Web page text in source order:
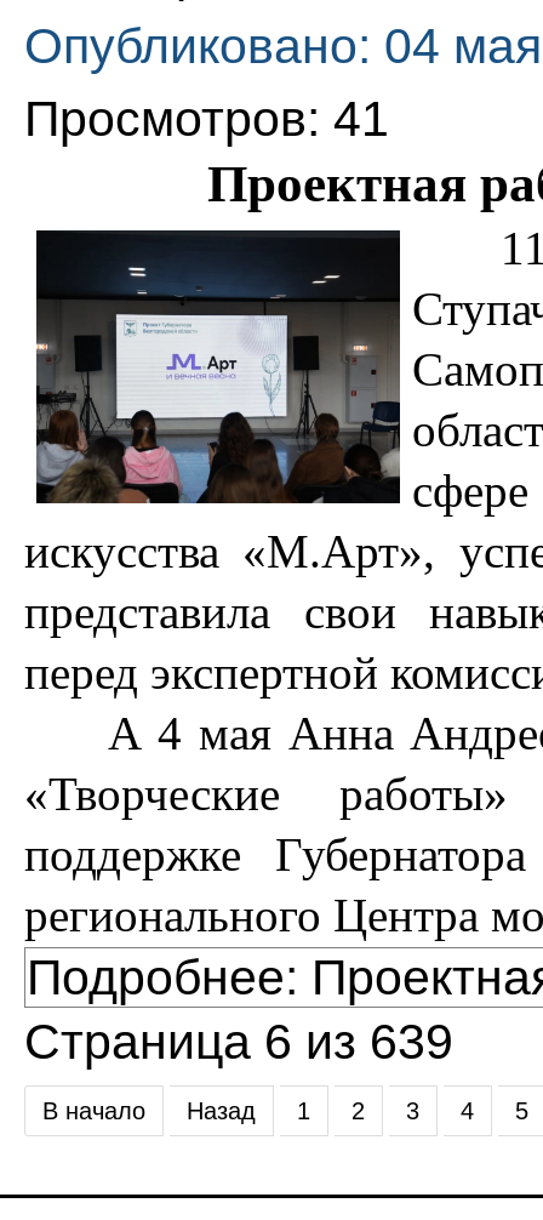
Опубликовано: 04
Просмотров: 41
Проектная
11
искусства «М.Арт»,
представила свои
перед экспертной
А 4 мая Анна
«Творческие
поддержке
регионального Центра
Подробнее:
Страница 6 из 639
В начало Назад 1 2 3 4 5